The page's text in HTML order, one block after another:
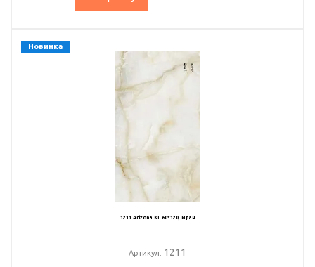
Новинка
1211 Arizona КГ 60*120, Иран
Артикул: 1211